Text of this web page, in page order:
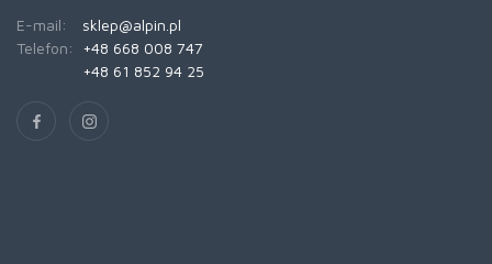
E-mail:
sklep@alpin.pl
Telefon:
+48 668 008 747
+48 61 852 94 25